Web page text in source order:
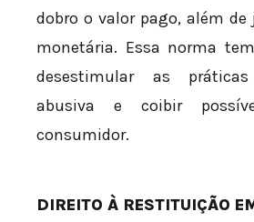
dobro o valor pago, além de
monetária. Essa norma
desestimular as
abusiva e coibir
consumidor.
DIREITO À RESTITUIÇÃO